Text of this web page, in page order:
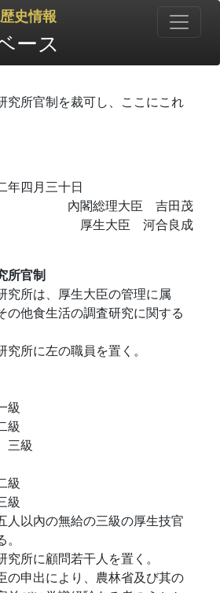
史情報
ース
究所官制を裁可し、ここにこれ
年四月三十日
內閣総理大臣 吉田茂
厚生大臣 河合良成
所官制
究所は、厚生大臣の管理に属
の他食生活の調査研究に関する
究所に左の職員を置く。
級
級
三級
級
級
人以內の無給の三級の厚生技官
究所に顧問若干人を置く。
の申出により、農林省及び其の